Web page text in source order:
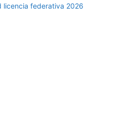
licencia federativa 2026